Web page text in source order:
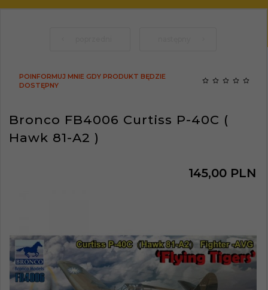
POINFORMUJ MNIE GDY PRODUKT BĘDZIE
DOSTĘPNY
Bronco FB4006 Curtiss P-40C (
Hawk 81-A2 )
145,00 PLN